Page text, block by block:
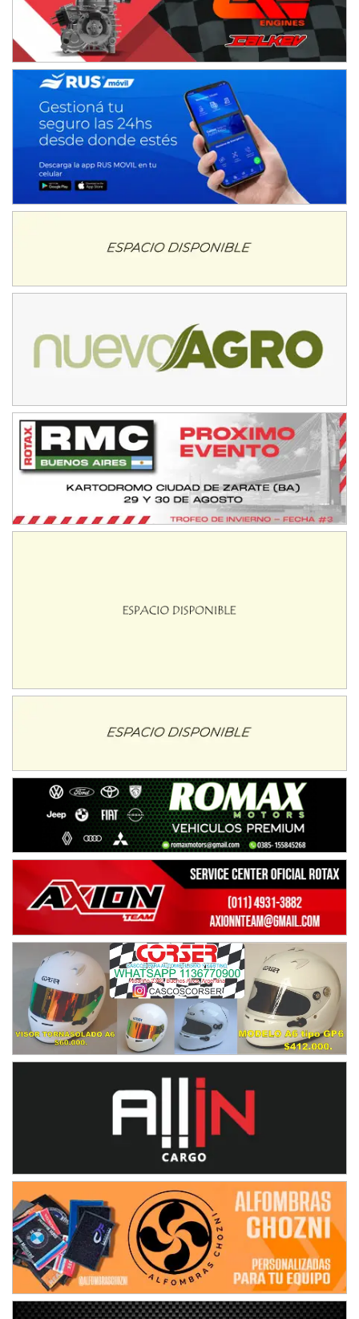
NORESTE SANTAFESINO - F6
Ciudad de Avellaneda (Asfalto)
Avellaneda (Santa Fe)
SUR SANTAFESINO - F4
José Samuel Sánchez (Tierra)
Rufino (Santa Fe)
Juan Navarro (Asfalto)
El Timbó (Tucumán)